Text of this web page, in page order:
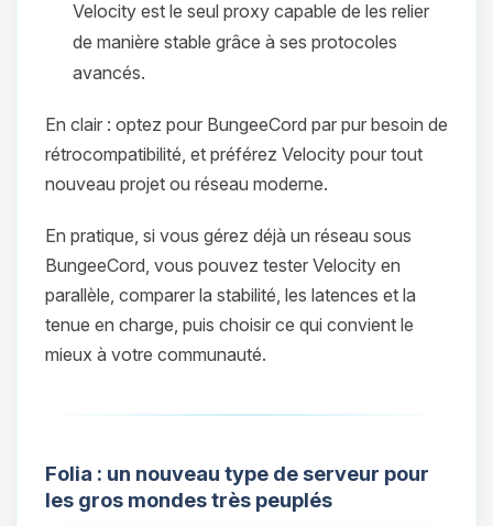
Velocity est le seul proxy capable de les relier
de manière stable grâce à ses protocoles
avancés.
En clair : optez pour BungeeCord par pur besoin de
rétrocompatibilité, et préférez Velocity pour tout
nouveau projet ou réseau moderne.
En pratique, si vous gérez déjà un réseau sous
BungeeCord, vous pouvez tester Velocity en
parallèle, comparer la stabilité, les latences et la
tenue en charge, puis choisir ce qui convient le
mieux à votre communauté.
Folia : un nouveau type de serveur pour
les gros mondes très peuplés
Youpi, enfin quelqu’un pour me
parler ! Moi c’est Choupy, ton petit
assistant BoxToPlay. Dis-moi ce dont
tu as besoin et je vais remuer mes
petits circuits pour t’aider.